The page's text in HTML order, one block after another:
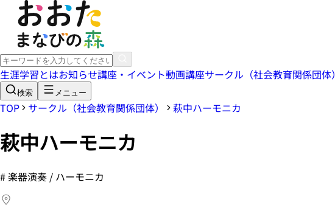
生涯学習とはお知らせ講座・イベント動画講座サークル（社会教育関係団体）
検索 メニュー
TOP サークル（社会教育関係団体） 萩中ハーモニカ
萩中ハーモニカ
#楽器演奏 / ハーモニカ